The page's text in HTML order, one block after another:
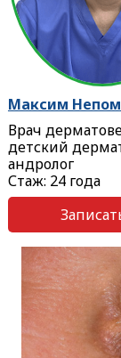
Максим
Врач
детский
андролог
Стаж: 24 года